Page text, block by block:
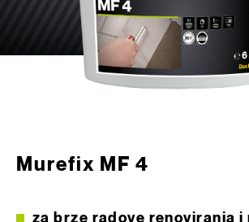
Murefix MF 4
za brze radove renoviranja i